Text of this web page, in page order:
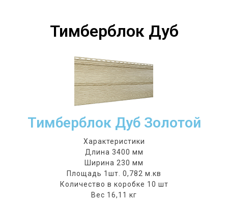
Тимберблок Дуб
Тимберблок Дуб Золотой
Характеристики
Длина 3400 мм
Ширина 230 мм
Площадь 1шт. 0,782 м.кв
Количество в коробке 10 шт
Вес 16,11 кг